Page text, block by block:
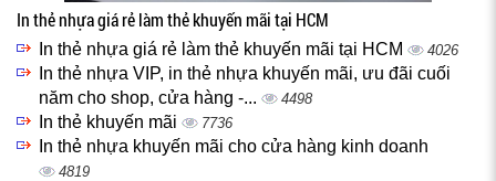
In thẻ nhựa giá rẻ làm thẻ khuyến mãi tại HCM
In thẻ nhựa giá rẻ làm thẻ khuyến mãi tại HCM 4026
In thẻ nhựa VIP, in thẻ nhựa khuyến mãi, ưu đãi cuối
năm cho shop, cửa hàng -...
4498
In thẻ khuyến mãi 7736
In thẻ nhựa khuyến mãi cho cửa hàng kinh doanh
4819